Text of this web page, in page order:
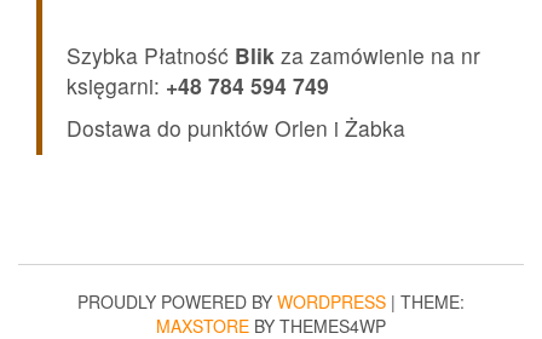
Szybka Płatność Blik za zamówienie na nr
księgarni: +48 784 594 749
Dostawa do punktów Orlen i Żabka
PROUDLY POWERED BY WORDPRESS | THEME:
MAXSTORE BY THEMES4WP